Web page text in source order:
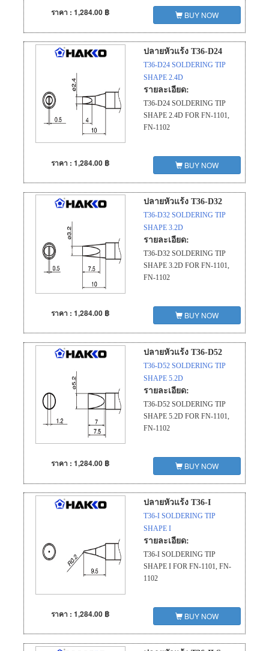
ราคา : 1,284.00 ฿ BUY NOW
ปลายหัวแร้ง T36-D24
T36-D24 SOLDERING TIP
SHAPE 2.4D
รายละเอียด:
T36-D24 SOLDERING TIP
SHAPE 2.4D FOR FN-1101,
FN-1102
ราคา : 1,284.00 ฿ BUY NOW
ปลายหัวแร้ง T36-D32
T36-D32 SOLDERING TIP
SHAPE 3.2D
รายละเอียด:
T36-D32 SOLDERING TIP
SHAPE 3.2D FOR FN-1101,
FN-1102
ราคา : 1,284.00 ฿ BUY NOW
ปลายหัวแร้ง T36-D52
T36-D52 SOLDERING TIP
SHAPE 5.2D
รายละเอียด:
T36-D52 SOLDERING TIP
SHAPE 5.2D FOR FN-1101,
FN-1102
ราคา : 1,284.00 ฿ BUY NOW
ปลายหัวแร้ง T36-I
T36-I SOLDERING TIP
SHAPE I
รายละเอียด:
T36-I SOLDERING TIP
SHAPE I FOR FN-1101, FN-
1102
ราคา : 1,284.00 ฿ BUY NOW